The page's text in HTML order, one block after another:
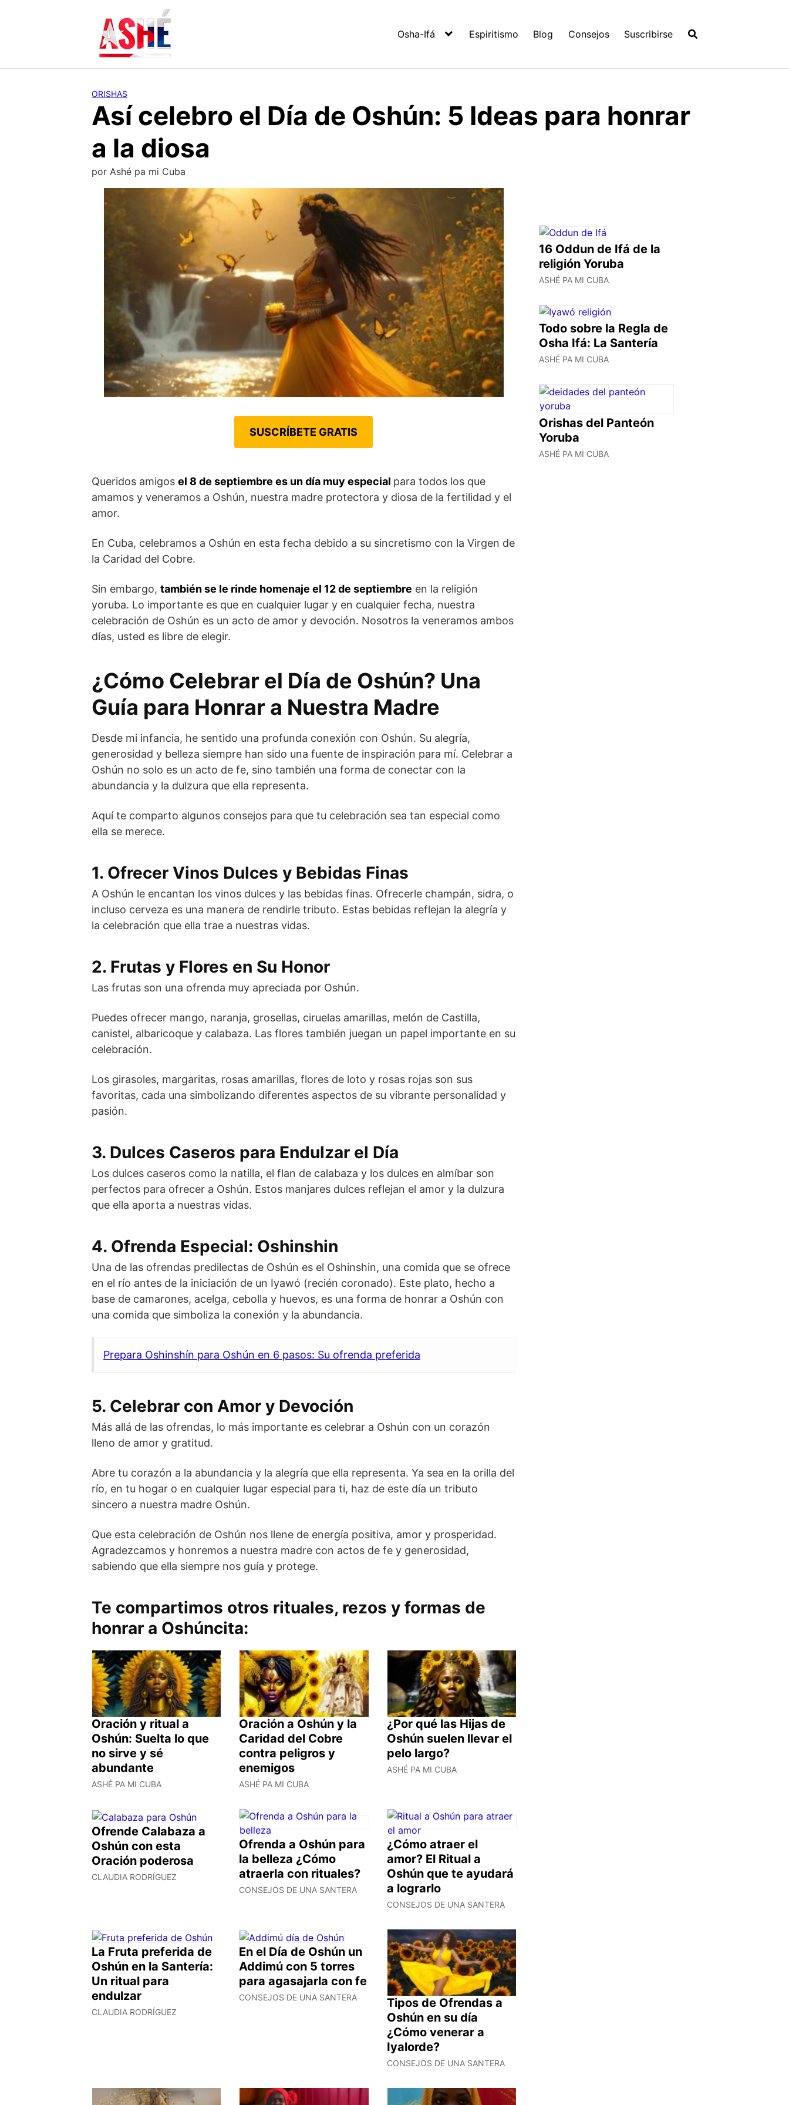
Osha-Ifá Espiritismo Blog Consejos Suscribirse
ORISHAS
Así celebro el Día de Oshún: 5 Ideas para honrar
a la diosa
por Ashé pa mi Cuba
SUSCRÍBETE GRATIS
Queridos amigos el 8 de septiembre es un día muy especial para todos los que
amamos y veneramos a Oshún, nuestra madre protectora y diosa de la fertilidad y el
amor.
En Cuba, celebramos a Oshún en esta fecha debido a su sincretismo con la Virgen de
la Caridad del Cobre.
Sin embargo, también se le rinde homenaje el 12 de septiembre en la religión
yoruba. Lo importante es que en cualquier lugar y en cualquier fecha, nuestra
celebración de Oshún es un acto de amor y devoción. Nosotros la veneramos ambos
días, usted es libre de elegir.
¿Cómo Celebrar el Día de Oshún? Una
Guía para Honrar a Nuestra Madre
Desde mi infancia, he sentido una profunda conexión con Oshún. Su alegría,
generosidad y belleza siempre han sido una fuente de inspiración para mí. Celebrar a
Oshún no solo es un acto de fe, sino también una forma de conectar con la
abundancia y la dulzura que ella representa.
Aquí te comparto algunos consejos para que tu celebración sea tan especial como
ella se merece.
1. Ofrecer Vinos Dulces y Bebidas Finas
A Oshún le encantan los vinos dulces y las bebidas finas. Ofrecerle champán, sidra, o
incluso cerveza es una manera de rendirle tributo. Estas bebidas reflejan la alegría y
la celebración que ella trae a nuestras vidas.
2. Frutas y Flores en Su Honor
Las frutas son una ofrenda muy apreciada por Oshún.
Puedes ofrecer mango, naranja, grosellas, ciruelas amarillas, melón de Castilla,
canistel, albaricoque y calabaza. Las flores también juegan un papel importante en su
celebración.
Los girasoles, margaritas, rosas amarillas, flores de loto y rosas rojas son sus
favoritas, cada una simbolizando diferentes aspectos de su vibrante personalidad y
pasión.
3. Dulces Caseros para Endulzar el Día
Los dulces caseros como la natilla, el flan de calabaza y los dulces en almíbar son
perfectos para ofrecer a Oshún. Estos manjares dulces reflejan el amor y la dulzura
que ella aporta a nuestras vidas.
4. Ofrenda Especial: Oshinshin
Una de las ofrendas predilectas de Oshún es el Oshinshin, una comida que se ofrece
en el río antes de la iniciación de un Iyawó (recién coronado). Este plato, hecho a
base de camarones, acelga, cebolla y huevos, es una forma de honrar a Oshún con
una comida que simboliza la conexión y la abundancia.
Prepara Oshinshín para Oshún en 6 pasos: Su ofrenda preferida
5. Celebrar con Amor y Devoción
Más allá de las ofrendas, lo más importante es celebrar a Oshún con un corazón
lleno de amor y gratitud.
Abre tu corazón a la abundancia y la alegría que ella representa. Ya sea en la orilla del
río, en tu hogar o en cualquier lugar especial para ti, haz de este día un tributo
sincero a nuestra madre Oshún.
Que esta celebración de Oshún nos llene de energía positiva, amor y prosperidad.
Agradezcamos y honremos a nuestra madre con actos de fe y generosidad,
sabiendo que ella siempre nos guía y protege.
Te compartimos otros rituales, rezos y formas de
honrar a Oshúncita:
Oración y ritual a
Oshún: Suelta lo que
no sirve y sé
abundante
ASHÉ PA MI CUBA
Oración a Oshún y la
Caridad del Cobre
contra peligros y
enemigos
ASHÉ PA MI CUBA
¿Por qué las Hijas de
Oshún suelen llevar el
pelo largo?
ASHÉ PA MI CUBA
Ofrende Calabaza a
Oshún con esta
Oración poderosa
CLAUDIA RODRÍGUEZ
Ofrenda a Oshún para
la belleza ¿Cómo
atraerla con rituales?
CONSEJOS DE UNA SANTERA
¿Cómo atraer el
amor? El Ritual a
Oshún que te ayudará
a lograrlo
CONSEJOS DE UNA SANTERA
La Fruta preferida de
Oshún en la Santería:
Un ritual para
endulzar
CLAUDIA RODRÍGUEZ
En el Día de Oshún un
Addimú con 5 torres
para agasajarla con fe
CONSEJOS DE UNA SANTERA
Tipos de Ofrendas a
Oshún en su día
¿Cómo venerar a
Iyalorde?
CONSEJOS DE UNA SANTERA
16 Oddun de Ifá de la
religión Yoruba
ASHÉ PA MI CUBA
Todo sobre la Regla de
Osha Ifá: La Santería
ASHÉ PA MI CUBA
Orishas del Panteón
Yoruba
ASHÉ PA MI CUBA